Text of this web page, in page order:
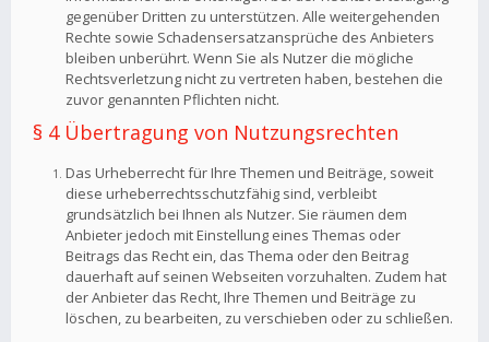
gegenüber Dritten zu unterstützen. Alle weitergehenden
Rechte sowie Schadensersatzansprüche des Anbieters
bleiben unberührt. Wenn Sie als Nutzer die mögliche
Rechtsverletzung nicht zu vertreten haben, bestehen die
zuvor genannten Pflichten nicht.
§ 4 Übertragung von Nutzungsrechten
Das Urheberrecht für Ihre Themen und Beiträge, soweit
diese urheberrechtsschutzfähig sind, verbleibt
grundsätzlich bei Ihnen als Nutzer. Sie räumen dem
Anbieter jedoch mit Einstellung eines Themas oder
Beitrags das Recht ein, das Thema oder den Beitrag
dauerhaft auf seinen Webseiten vorzuhalten. Zudem hat
der Anbieter das Recht, Ihre Themen und Beiträge zu
löschen, zu bearbeiten, zu verschieben oder zu schließen.